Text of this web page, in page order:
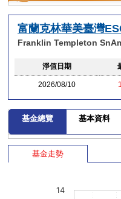
富蘭克林華美臺灣
Franklin Templeton
淨值日期
2026/08/10
基金總覽 基本資料
基金走勢
14